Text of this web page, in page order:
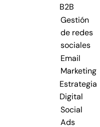
B2B
Gestión
de redes
sociales
Email
Marketing
Estrategia
Digital
Social
Ads